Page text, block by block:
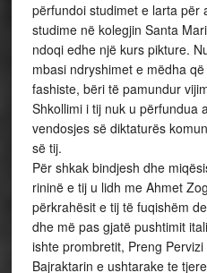
përfundoi studimet e larta për
studime në kolegjin Santa
ndoqi edhe një kurs pikture.
mbasi ndryshimet e mëdha
fashiste, bëri të pamundur
Shkollimi i tij nuk u përfundua
vendosjes së diktaturës
së tij.
Për shkak bindjesh dhe
rininë e tij u lidh me Ahmet
përkrahësit e tij të fuqishëm
dhe më pas gjatë pushtimit
ishte prombretit, Preng
Bajraktarin e ushtarake te